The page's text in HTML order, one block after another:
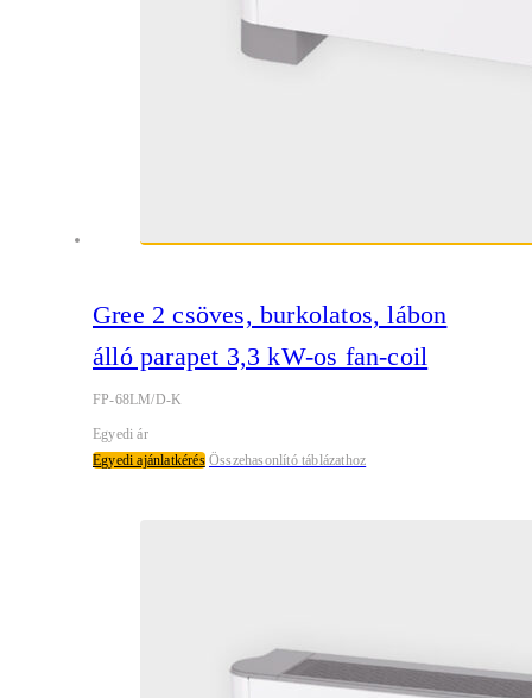
Gree 2 csöves, burkolatos, lábon
álló parapet 3,3 kW-os fan-coil
FP-68LM/D-K
Egyedi ár
Egyedi ajánlatkérés Összehasonlító táblázathoz